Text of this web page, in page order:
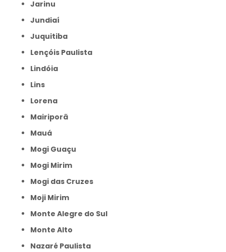
Jarinu
Jundiaí
Juquitiba
Lençóis Paulista
Lindóia
Lins
Lorena
Mairiporã
Mauá
Mogi Guaçu
Mogi Mirim
Mogi das Cruzes
Moji Mirim
Monte Alegre do Sul
Monte Alto
Nazaré Paulista